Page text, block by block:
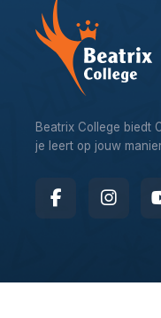
Beatrix College biedt
je leert op jouw